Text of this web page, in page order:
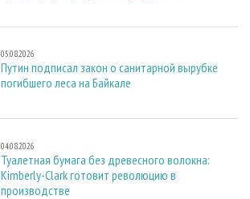
05.08.2026
Путин подписал закон о санитарной вырубке
погибшего леса на Байкале
04.08.2026
Туалетная бумага без древесного волокна:
Kimberly-Clark готовит революцию в
производстве